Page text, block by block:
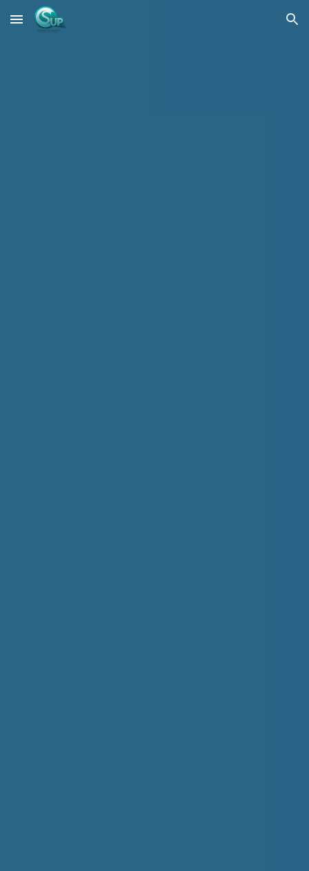
Skip to main content Skip to navigation